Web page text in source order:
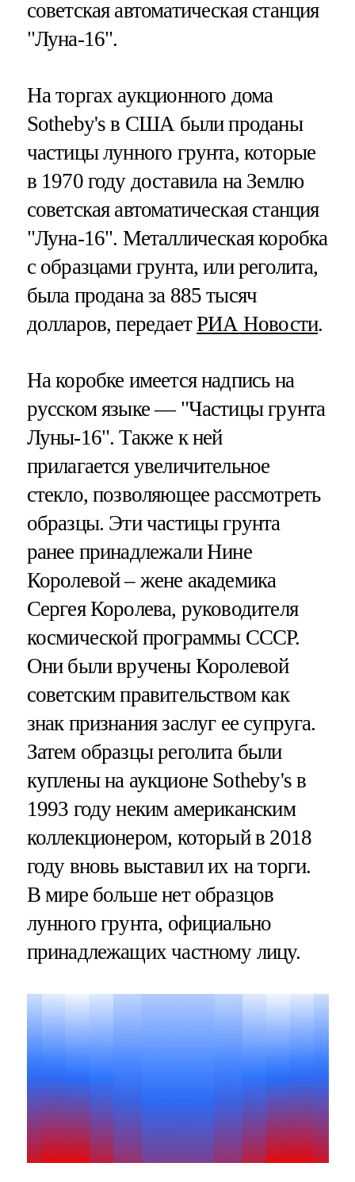
советская автоматическая станция
"Луна-16".
На торгах аукционного дома
Sotheby's в США были проданы
частицы лунного грунта, которые
в 1970 году доставила на Землю
советская автоматическая станция
"Луна-16". Металлическая коробка
с образцами грунта, или реголита,
была продана за 885 тысяч
долларов, передаетРИА Новости.
На коробке имеется надпись на
русском языке — "Частицы грунта
Луны-16". Также к ней
прилагается увеличительное
стекло, позволяющее рассмотреть
образцы. Эти частицы грунта
ранее принадлежали Нине
Королевой – жене академика
Сергея Королева, руководителя
космической программы СССР.
Они были вручены Королевой
советским правительством как
знак признания заслуг ее супруга.
Затем образцы реголита были
куплены на аукционе Sotheby's в
1993 году неким американским
коллекционером, который в 2018
году вновь выставил их на торги.
В мире больше нет образцов
лунного грунта, официально
принадлежащих частному лицу.